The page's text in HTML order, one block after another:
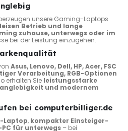
unsere Gaming-Laptops
Betrieb und lange
zuhause, unterwegs oder im
bei der Leistung einzugehen.
Asus, Lenovo, Dell, HP, Acer, FSC
Verarbeitung, RGB-Optionen
erhalten Sie leistungsstarke
und modernem
bei computerbilliger.de
Laptop, kompakter Einsteiger-
für unterwegs – bei